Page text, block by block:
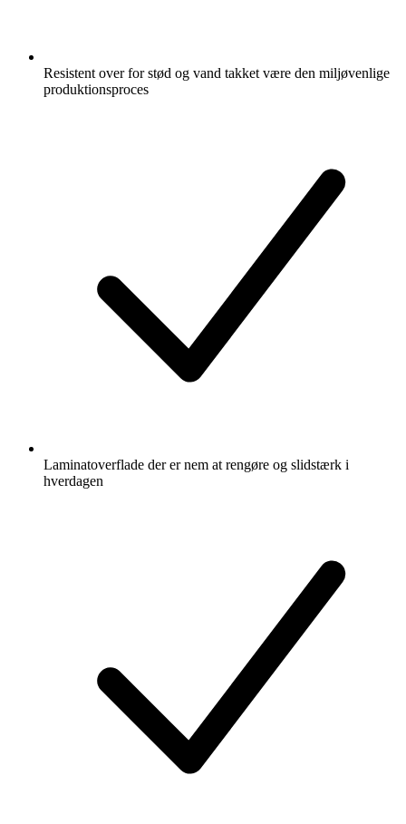
Resistent over for stød og vand takket være den miljøvenlige
produktionsproces
Laminatoverflade der er nem at rengøre og slidstærk i
hverdagen